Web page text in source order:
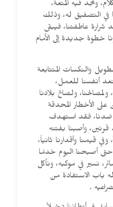
ونجد فيه المتعة،
التصفيق له، وذلك
عاطفتنا، فيبقى
خطوة جديدة إلى الأمام
والنكسات المتتابعة
أنفسنا للعمل،
ولصالح بلادنا
الأخطار المحدقة
ضدنا، فقد استهدف
قرنين، وأصبنا بفتنه
قيمنا وأقدارنا ثانياً،
حتى أصبحنا اليوم خدمًا
نسير في موكبه، ونأكل
باب الاستفادة من
.